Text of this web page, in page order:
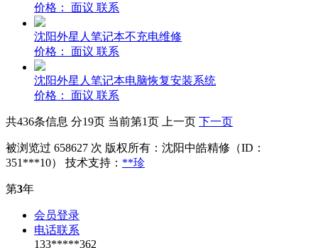
价格： 面议 联系
沈阳外星人笔记本不充电维修
价格： 面议 联系
沈阳外星人笔记本电脑恢复安装系统
价格： 面议 联系
共436条信息 分19页 当前第1页 上一页 下一页
被浏览过 658627 次 版权所有：沈阳中皓精修（ID：
351***10） 技术支持： **珍
第3年
会员登录
电话联系
133*****362